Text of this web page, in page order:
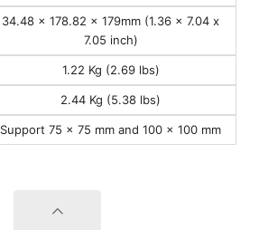
34.48 x 178.82 x 179mm (1.36 x 7.04 x
7.05 inch)
1.22 Kg (2.69 lbs)
2.44 Kg (5.38 lbs)
Support 75 x 75 mm and 100 x 100 mm